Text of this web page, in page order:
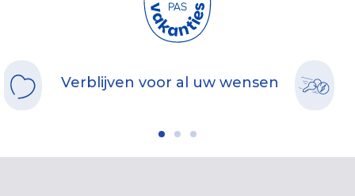
Verblijven voor al uw wensen